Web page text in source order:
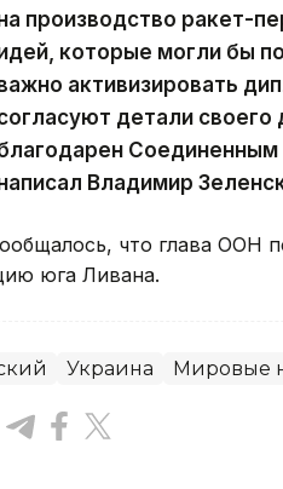
производство ракет-
которые могли бы
активизировать
детали
Владимир
что глава ООН
юга Ливана.
Украина Мировые